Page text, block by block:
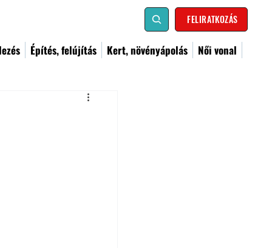
FELIRATKOZÁS
Építés, felújítás Kert, növényápolás
Női vonal